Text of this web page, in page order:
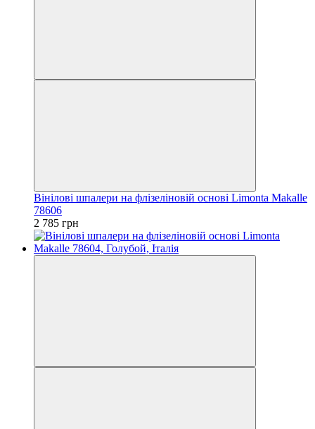
Вінілові шпалери на флізеліновій основі Limonta Makalle
78606
2 785 грн